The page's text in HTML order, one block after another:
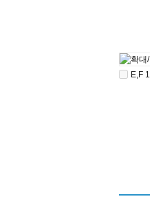
E,F 1